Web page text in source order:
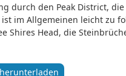
durch den Peak District,
im Allgemeinen leicht zu
Shires Head, die
herunterladen